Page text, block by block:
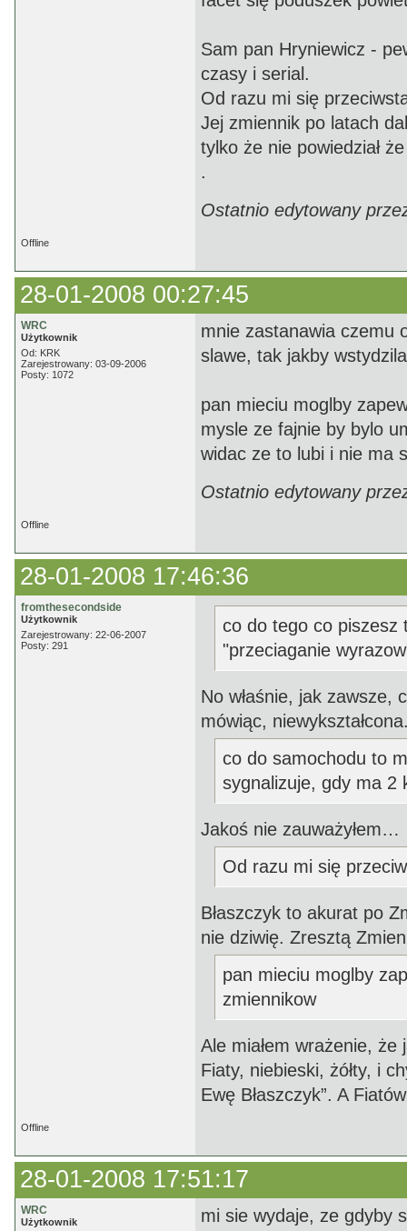
Sam pan Hryniewicz -
czasy i serial.
Od razu mi się
Jej zmiennik po latach
tylko że nie powiedział
.
Ostatnio edytowany
Offline
28-01-2008 00:27:45
WRC
Użytkownik
Od: KRK
Zarejestrowany: 03-09-2006
Posty: 1072
mnie zastanawia czemu
slawe, tak jakby
pan mieciu moglby
mysle ze fajnie by bylo
widac ze to lubi i nie ma
Ostatnio edytowany
Offline
28-01-2008 17:46:36
fromthesecondside
Użytkownik
Zarejestrowany: 22-06-2007
Posty: 291
co do tego co piszesz
"przeciaganie
No właśnie, jak zawsze,
mówiąc,
co do samochodu to
sygnalizuje, gdy ma 2
Jakoś nie zauważyłem…
Od razu mi się
Błaszczyk to akurat po
nie dziwię. Zresztą
pan mieciu moglby
zmiennikow
Ale miałem wrażenie,
Fiaty, niebieski, żółty, i
Ewę Błaszczyk”. A
Offline
28-01-2008 17:51:17
WRC
Użytkownik
mi sie wydaje, ze gdyby